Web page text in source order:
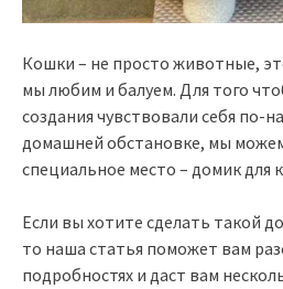
Кошки – не просто животные,
мы любим и балуем. Для того
создания чувствовали себя по-
домашней обстановке, мы
специальное место – домик для
Если вы хотите сделать такой
то наша статья поможет вам
подробностях и даст вам